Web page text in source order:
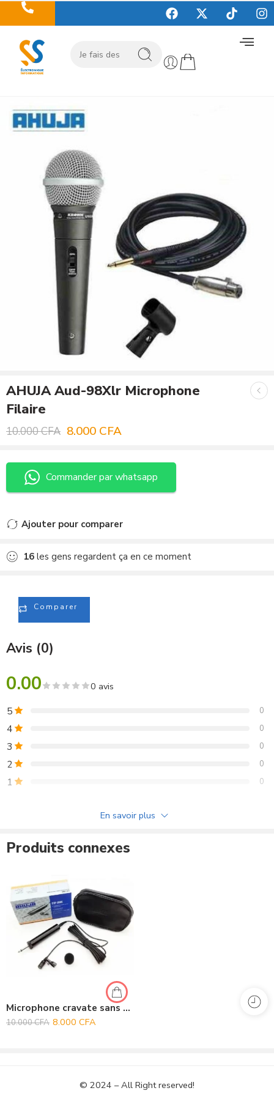
AHUJA Aud-98Xlr Microphone
Filaire
10.000CFA 8.000 CFA
Commander par whatsapp
Ajouter pour comparer
16 les gens regardent ça en ce moment
Comparer
Avis (0)
0.00 0 avis
5 0
4 0
3 0
2 0
1 0
Soyez le premier à donner votre avis sur “AHUJA Aud-
98Xlr Microphone Filaire”
Commentaires
En savoir plus
Produits connexes
Microphone cravate sans fil Ahuja CTP 10DX
10.000CFA 8.000 CFA
© 2024 – All Right reserved!